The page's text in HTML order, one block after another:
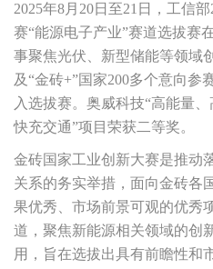
2025年8月20日至21日，工信
赛“能源电子产业”赛道选拔赛
事聚焦光伏、新型储能等领域
及“金砖+”国家200多个意向参
入选拔赛。奥威科技“高能量
快充交通”项目荣获二等奖。
金砖国家工业创新大赛是推动
关系的务实举措，面向金砖各
果优秀、市场前景可观的优秀
道，聚焦新能源相关领域的创
用，旨在选拔出具有前瞻性和
展会资讯
产品
UCR系列
UCK系列
模块系列